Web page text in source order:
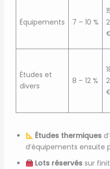
Équipements 7 – 10 %
Études et
divers
8 – 12 %
Études thermiques
d’équipements ensuite
Lots réservés sur